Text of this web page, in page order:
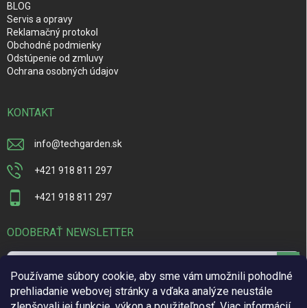
Používame súbory cookie, aby sme vám umožnili pohodlné
prehliadanie webovej stránky a vďaka analýze neustále
BLOG
Servis a opravy
Reklamačný protokol
Obchodné podmienky
Odstúpenie od zmluvy
Ochrana osobných údajov
KONTAKT
info@techgarden.sk
+421 918 811 297
+421 918 811 297
ODOBERAŤ NEWSLETTER
Vložením e-mailu súhlasíte spodmienkami ochrany osobných údajov
sa